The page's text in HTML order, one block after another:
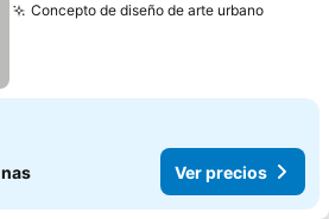
Concepto de diseño de arte urbano
Ver precios